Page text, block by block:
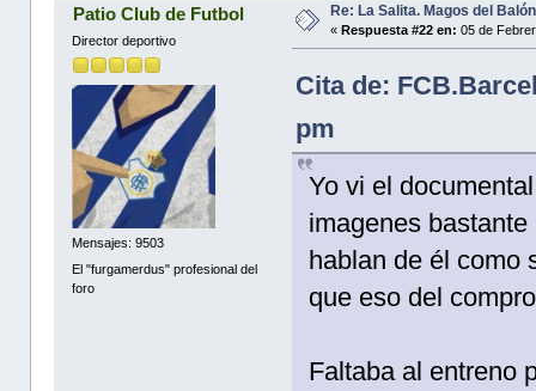
Patio Club de Futbol
Director deportivo
Mensajes: 9503
El "furgamerdus" profesional del
foro
Re: La Salita. Magos del Balón
«Respuesta #22 en: 05 de
Cita de:
pm
Yo vi el
imagenes
hablan de él como
que eso del
Faltaba al entreno